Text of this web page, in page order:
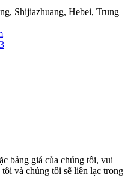
Shijiazhuang, Hebei, Trung
bảng giá của chúng tôi, vui
và chúng tôi sẽ liên lạc trong